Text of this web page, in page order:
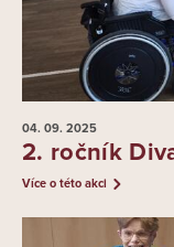
04. 09. 2025
2. ročník
Více o této akci